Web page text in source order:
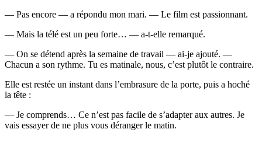
— Pas encore — a répondu mon mari. — Le film est passionnant.
— Mais la télé est un peu forte… — a-t-elle remarqué.
— On se détend après la semaine de travail — ai-je ajouté. —
Chacun a son rythme. Tu es matinale, nous, c’est plutôt le contraire.
Elle est restée un instant dans l’embrasure de la porte, puis a hoché
la tête :
— Je comprends… Ce n’est pas facile de s’adapter aux autres. Je
vais essayer de ne plus vous déranger le matin.